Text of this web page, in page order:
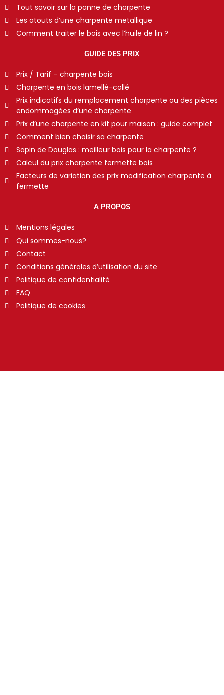
Tout savoir sur la panne de charpente
Les atouts d’une charpente metallique
Comment traiter le bois avec l’huile de lin ?
GUIDE DES PRIX
Prix / Tarif – charpente bois
Charpente en bois lamellé-collé
Prix indicatifs du remplacement charpente ou des pièces
endommagées d’une charpente
Prix d’une charpente en kit pour maison : guide complet
Comment bien choisir sa charpente
Sapin de Douglas : meilleur bois pour la charpente ?
Calcul du prix charpente fermette bois
Facteurs de variation des prix modification charpente à
fermette
A PROPOS
Mentions légales
Qui sommes-nous?
Contact
Conditions générales d’utilisation du site
Politique de confidentialité
FAQ
Politique de cookies